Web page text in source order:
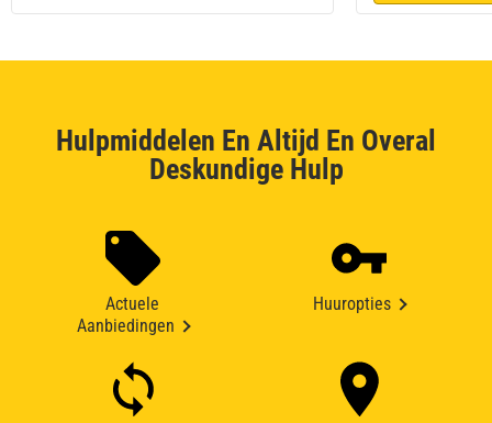
Hulpmiddelen En Altijd En Overal
Deskundige Hulp
Actuele
Aanbiedingen
Huuropties